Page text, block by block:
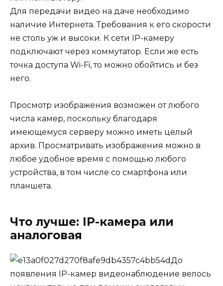
Для передачи видео на даче необходимо
наличие Интернета. Требования к его скорости
не столь уж и высоки. К сети IP-камеру
подключают через коммутатор. Если же есть
точка доступа Wi-Fi, то можно обойтись и без
него.
Просмотр изображения возможен от любого
числа камер, поскольку благодаря
имеющемуся серверу можно иметь целый
архив. Просматривать изображения можно в
любое удобное время с помощью любого
устройства, в том числе со смартфона или
планшета.
Что лучше: IP-камера или
аналоговая
До
появления IP-камер видеонаблюдение велось